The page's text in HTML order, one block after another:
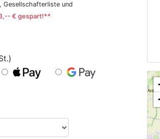
Gesellschafterliste und
€ gespart!**